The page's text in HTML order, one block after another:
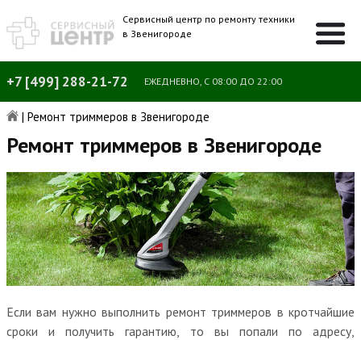
Сервисный центр по ремонту техники
в Звенигороде
+7 [499] 288-21-72 ЕЖЕДНЕВНО, С 08:00 ДО 22:00
| Ремонт триммеров в Звенигороде
Ремонт триммеров в Звенигороде
Если вам нужно выполнить ремонт триммеров в кротчайшие
сроки и получить гарантию, то вы попали по адресу,